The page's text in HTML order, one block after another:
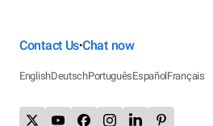
Contact Us•Chat now
EnglishDeutschPortuguêsEspañolFrançais